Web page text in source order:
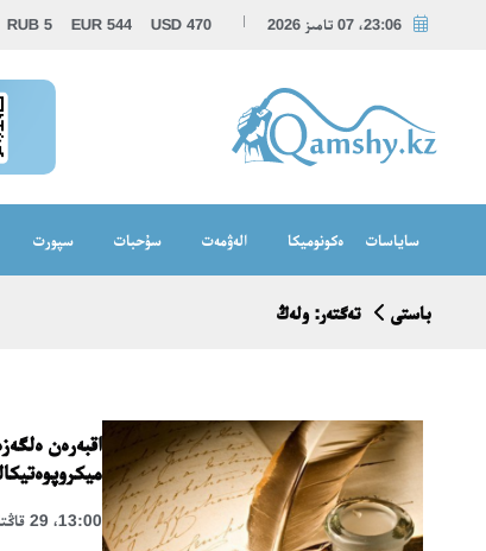
23:06، 07 تامىز 2026 USD 470
EUR 544
RUB 5
ساياسات ەكونوميكا الەۋمەت سۇحبات سپورت
باستى تەگتەر: ولەڭ
اقبەرەن
13:00، 29 قاڭتار 2025